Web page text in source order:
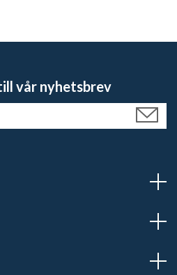
vår nyhetsbrev